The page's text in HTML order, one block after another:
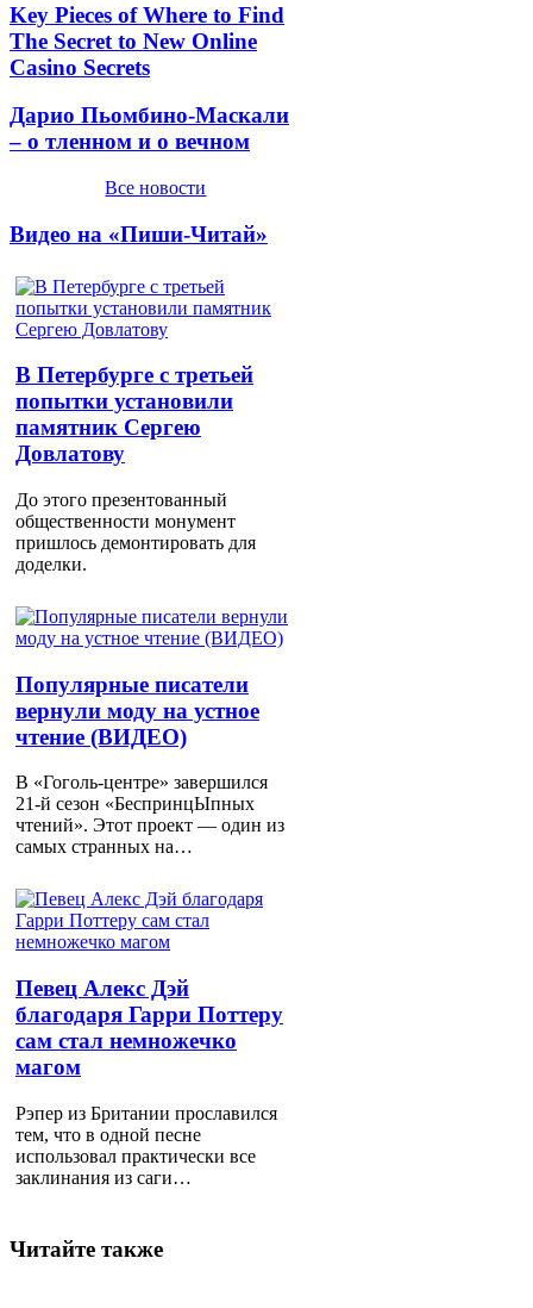
Key Pieces of Where to Find
The Secret to New Online
Casino Secrets
Дарио Пьомбино-Маскали
– о тленном и о вечном
Все новости
Видео на «Пиши-Читай»
В Петербурге с третьей
попытки установили
памятник Сергею
Довлатову
До этого презентованный
общественности монумент
пришлось демонтировать для
доделки.
Популярные писатели
вернули моду на устное
чтение (ВИДЕО)
В «Гоголь-центре» завершился
21-й сезон «БеспринцЫпных
чтений». Этот проект — один из
самых странных на…
Певец Алекс Дэй
благодаря Гарри Поттеру
сам стал немножечко
магом
Рэпер из Британии прославился
тем, что в одной песне
использовал практически все
заклинания из саги…
Читайте также